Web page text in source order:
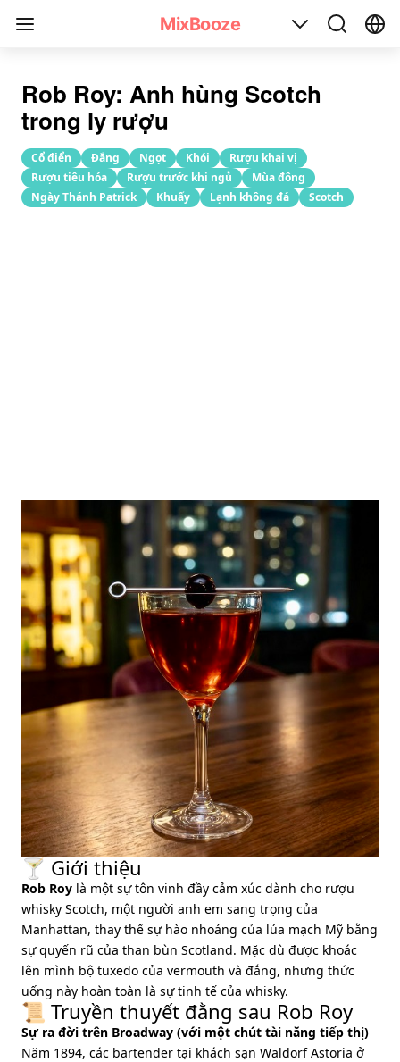
MixBooze
Rob Roy: Anh hùng Scotch
trong ly rượu
Cổ điển Đắng Ngọt Khói
Rượu khai vị
Rượu tiêu hóa
Rượu trước khi ngủ
Mùa đông
Ngày Thánh Patrick
Khuấy Lạnh không đá Scotch
🍸 Giới thiệu
Rob Roy là một sự tôn vinh đầy cảm xúc dành cho rượu
whisky Scotch, một người anh em sang trọng của
Manhattan, thay thế sự hào nhoáng của lúa mạch Mỹ bằng
sự quyến rũ của than bùn Scotland. Mặc dù được khoác
lên mình bộ tuxedo của vermouth và đắng, nhưng thức
uống này hoàn toàn là sự tinh tế của whisky.
📜 Truyền thuyết đằng sau Rob Roy
Sự ra đời trên Broadway (với một chút tài năng tiếp thị)
Năm 1894, các bartender tại khách sạn Waldorf Astoria ở